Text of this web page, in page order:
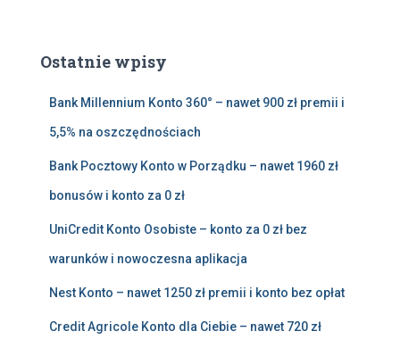
jOstatnie wpisy
Bank Millennium Konto 360° – nawet 900 zł premii i
5,5% na oszczędnościach
Bank Pocztowy Konto w Porządku – nawet 1960 zł
bonusów i konto za 0 zł
UniCredit Konto Osobiste – konto za 0 zł bez
warunków i nowoczesna aplikacja
Nest Konto – nawet 1250 zł premii i konto bez opłat
Credit Agricole Konto dla Ciebie – nawet 720 zł